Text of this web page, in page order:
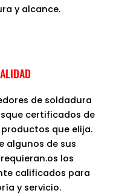
y alcance.
de soldadura
certificados de
que elija.
algunos de sus
los
calificados para
y servicio.